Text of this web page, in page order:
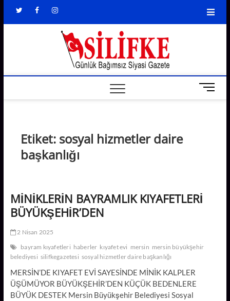
TwitterFacebookInstagram
M
e
Etiket: sosyal hizmetler daire
başkanlığı
MİNİKLERİN BAYRAMLIK KIYAFETLERİ
BÜYÜKŞEHİR’DEN
2 Nisan 2025
bayram kıyafetleri haberler kıyafet evi mersin mersin büyükşehir
belediyesi silifkegazetesi sosyal hizmetler daire başkanlığı
MERSİN’DE KIYAFET EVİ SAYESİNDE MİNİK KALPLER
ÜŞÜMÜYOR BÜYÜKŞEHİR’DEN KÜÇÜK BEDENLERE
BÜYÜK DESTEK Mersin Büyükşehir Belediyesi Sosyal